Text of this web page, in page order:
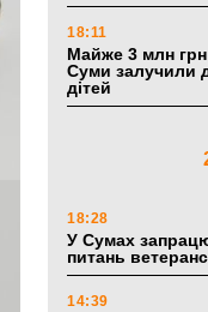
18:11
Майже 3 млн
Суми залучили
дітей
18:28
У Сумах
питань
14:39